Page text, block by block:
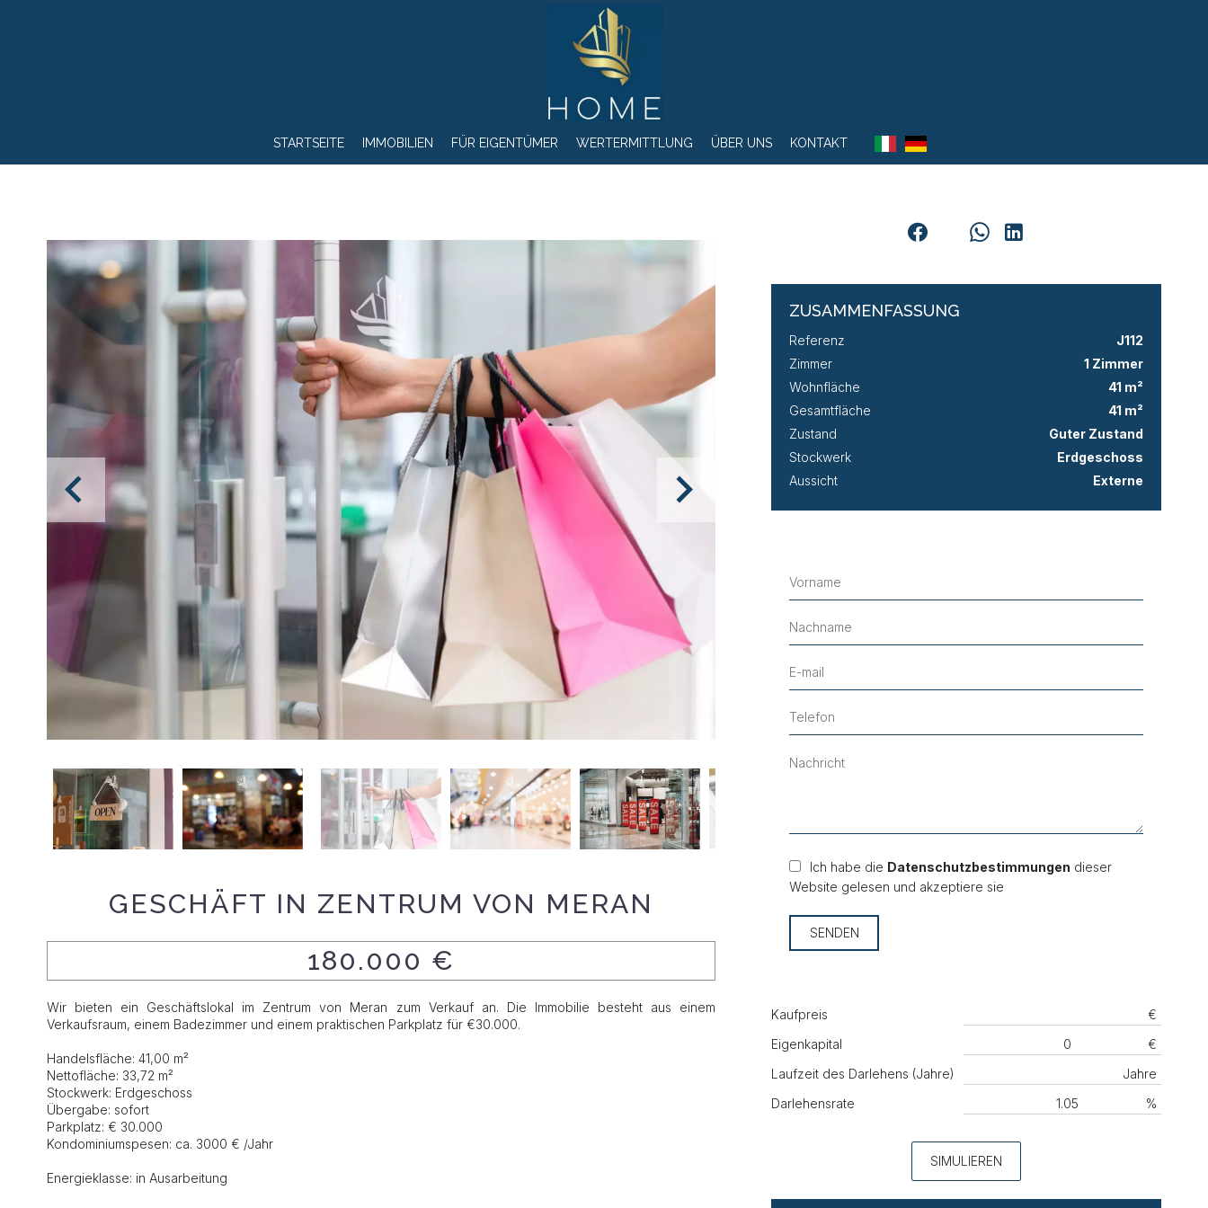
STARTSEITE IMMOBILIEN FÜR EIGENTÜMER WERTERMITTLUNG ÜBER UNS KONTAKT
GESCHÄFT IN ZENTRUM VON MERAN
180.000 €
Wir bieten ein Geschäftslokal im Zentrum von Meran zum Verkauf an. Die Immobilie besteht aus einem
Verkaufsraum, einem Badezimmer und einem praktischen Parkplatz für €30.000.
Handelsfläche: 41,00 m²
Nettofläche: 33,72 m²
Stockwerk: Erdgeschoss
Übergabe: sofort
Parkplatz: € 30.000
Kondominiumspesen: ca. 3000 € /Jahr
Energieklasse: in Ausarbeitung
ZUSAMMENFASSUNG
Referenz
J112
Zimmer
1 Zimmer
Wohnfläche
41 m²
Gesamtfläche
41 m²
Zustand
Guter Zustand
Stockwerk
Erdgeschoss
Aussicht
Externe
Ich habe die Datenschutzbestimmungen dieser
Website gelesen und akzeptiere sie
SENDEN
Kaufpreis
€
Eigenkapital
€
Laufzeit des Darlehens (Jahre)
Jahre
Darlehensrate
%
SIMULIEREN